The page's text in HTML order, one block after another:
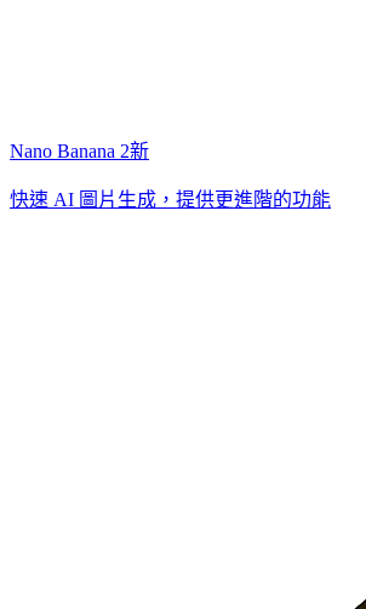
Nano Banana 2新
快速 AI 圖片生成，提供更進階的功能